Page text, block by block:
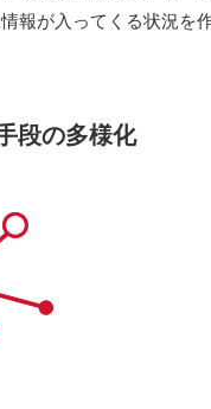
報が入ってくる状況を
段の多様化